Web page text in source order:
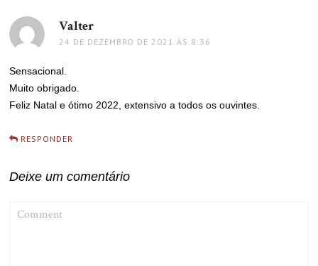
Valter
24 DE DEZEMBRO DE 2021 ÀS 8:36
Sensacional.
Muito obrigado.
Feliz Natal e ótimo 2022, extensivo a todos os ouvintes.
RESPONDER
Deixe um comentário